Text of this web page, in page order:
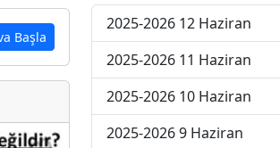
Başla
2025-2026 12 Haziran
2025-2026 11 Haziran
2025-2026 10 Haziran
2025-2026 9 Haziran